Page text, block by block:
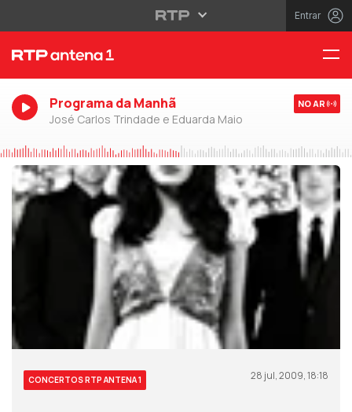
Entrar
Programa da Manhã
José Carlos Trindade e Eduarda Maio
NO AR
CONCERTOS RTP ANTENA 1 28 jul, 2009, 18:18